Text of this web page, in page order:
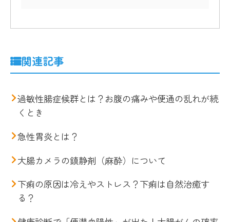
関連記事
過敏性腸症候群とは？お腹の痛みや便通の乱れが続
くとき
急性胃炎とは？
大腸カメラの鎮静剤（麻酔）について
下痢の原因は冷えやストレス？下痢は自然治癒す
る？